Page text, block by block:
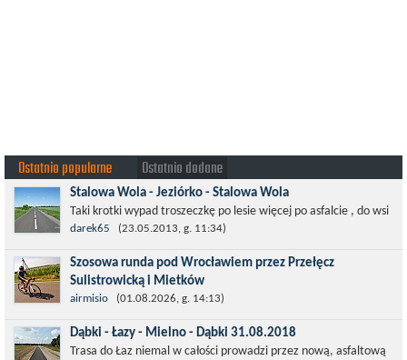
Ostatnio popularne Ostatnio dodane
Stalowa Wola - Jeziórko - Stalowa Wola
Taki krotki wypad troszeczkę po lesie więcej po asfalcie , do wsi
której już nie ma , kopalni siarki również nie ma , a ci co
pamiętają okres...
darek65 (23.05.2013, g. 11:34)
Szosowa runda pod Wrocławiem przez Przełęcz
Sulistrowicką i Mietków
Łatwa, szosowa runda pod Wrocławiem, raczej płaska z jednym
małym podjazdem na Przełęcz Sulistrowicką od strony Olesznej.
To trasa idealna na...
airmisio (01.08.2026, g. 14:13)
Dąbki - Łazy - Mielno - Dąbki 31.08.2018
Trasa do Łaz niemal w całości prowadzi przez nową, asfaltową